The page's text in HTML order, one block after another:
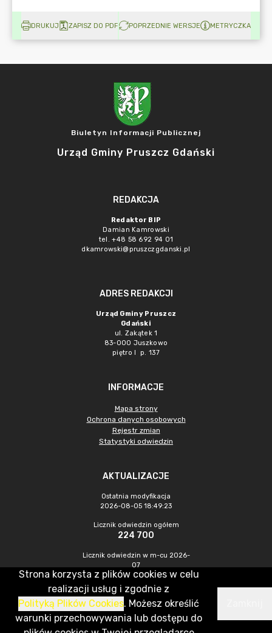
DRUKUJ ZAPISZ DO PDF POPRZEDNIE WERSJE METRYCZKA
Biuletyn Informacji Publicznej
Urząd Gminy Pruszcz Gdański
REDAKCJA
Redaktor BIP
Damian Kamrowski
tel. +48 58 692 94 01
dkamrowski@pruszczgdanski.pl
ADRES REDAKCJI
Urząd Gminy Pruszcz
Gdański
ul. Zakątek 1
83-000 Juszkowo
piętro I p. 137
INFORMACJE
Mapa strony
Ochrona danych osobowych
Rejestr zmian
Statystyki odwiedzin
AKTUALIZACJE
Ostatnia modyfikacja
2026-08-05 18:49:23
Licznik odwiedzin ogółem
224 700
Licznik odwiedzin w m-cu 2026-
07
853
CMS & Hosting: Nefeni Sp. z o.o.
Strona korzysta z plików cookies w celu
realizacji usług i zgodnie z
Polityką Plików Cookies. Możesz określić
warunki przechowywania lub dostępu do